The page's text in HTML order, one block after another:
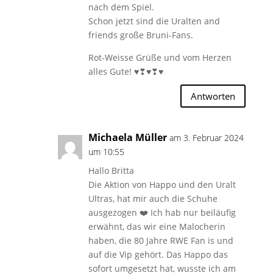
nach dem Spiel.
Schon jetzt sind die Uralten and
friends große Bruni-Fans.
Rot-Weisse Grüße und vom Herzen
alles Gute! ♥❣♥❣♥
Antworten
Michaela Müller am 3. Februar 2024
um 10:55
Hallo Britta
Die Aktion von Happo und den Uralt
Ultras, hat mir auch die Schuhe
ausgezogen ❤️ Ich hab nur beiläufig
erwähnt, das wir eine Malocherin
haben, die 80 Jahre RWE Fan is und
auf die Vip gehört. Das Happo das
sofort umgesetzt hat, wusste ich am